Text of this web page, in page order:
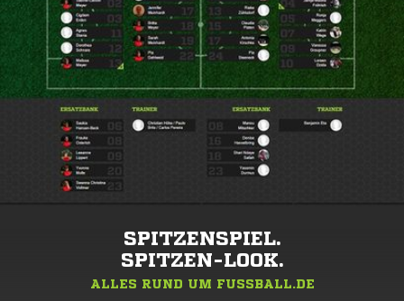
SPITZENSPIEL.
SPITZEN-LOOK.
ALLES RUND UM FUSSBALL.DE